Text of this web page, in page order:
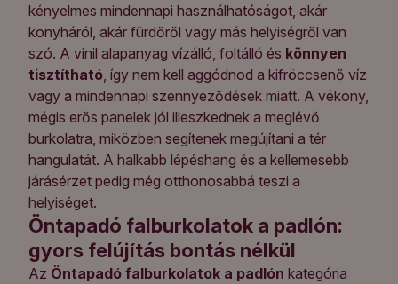
kényelmes mindennapi használhatóságot, akár
konyháról, akár fürdőről vagy más helyiségről van
szó. A vinil alapanyag vízálló, foltálló és könnyen
tisztítható, így nem kell aggódnod a kifröccsenő víz
vagy a mindennapi szennyeződések miatt. A vékony,
mégis erős panelek jól illeszkednek a meglévő
burkolatra, miközben segítenek megújítani a tér
hangulatát. A halkabb lépéshang és a kellemesebb
járásérzet pedig még otthonosabbá teszi a
helyiséget.
Öntapadó falburkolatok a padlón:
gyors felújítás bontás nélkül
Az Öntapadó falburkolatok a padlón kategória